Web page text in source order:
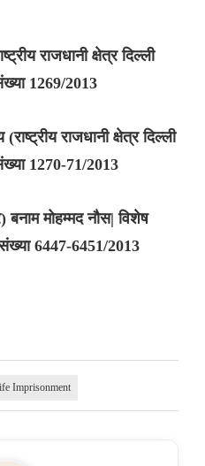
राजधानी क्षेत्र दिल्ली
1269/2013
राजधानी क्षेत्र दिल्ली
1270-71/2013
बनाम मोहम्मद नौस| विशेष
6447-6451/2013
Imprisonment